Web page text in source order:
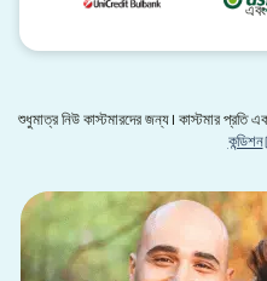
শুধুমাত্র নিউ কাস্টমারদের জন্য। কাস্টমার প্রতি
কন্ডিশন